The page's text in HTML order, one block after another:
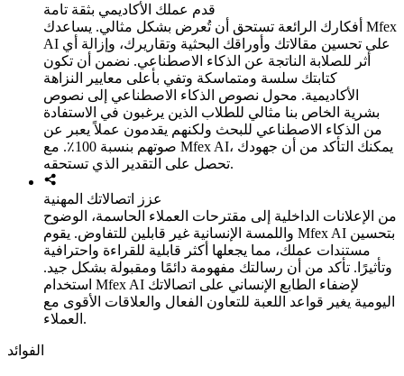
قدم عملك الأكاديمي بثقة تامة
أفكارك الرائعة تستحق أن تُعرض بشكل مثالي. يساعدك Mfex
AI على تحسين مقالاتك وأوراقك البحثية وتقاريرك، وإزالة أي
أثر للصلابة الناتجة عن الذكاء الاصطناعي. نضمن أن تكون
كتابتك سلسة ومتماسكة وتفي بأعلى معايير النزاهة
الأكاديمية. محول نصوص الذكاء الاصطناعي إلى نصوص
بشرية الخاص بنا مثالي للطلاب الذين يرغبون في الاستفادة
من الذكاء الاصطناعي للبحث ولكنهم يقدمون عملاً يعبر عن
صوتهم بنسبة 100٪. مع Mfex AI، يمكنك التأكد من أن جهودك
تحصل على التقدير الذي تستحقه.
عزز اتصالاتك المهنية
من الإعلانات الداخلية إلى مقترحات العملاء الحاسمة، الوضوح
واللمسة الإنسانية غير قابلين للتفاوض. يقوم Mfex AI بتحسين
مستندات عملك، مما يجعلها أكثر قابلية للقراءة واحترافية
وتأثيرًا. تأكد من أن رسالتك مفهومة دائمًا ومقبولة بشكل جيد.
استخدام Mfex AI لإضفاء الطابع الإنساني على اتصالاتك
اليومية يغير قواعد اللعبة للتعاون الفعال والعلاقات الأقوى مع
العملاء.
الفوائد